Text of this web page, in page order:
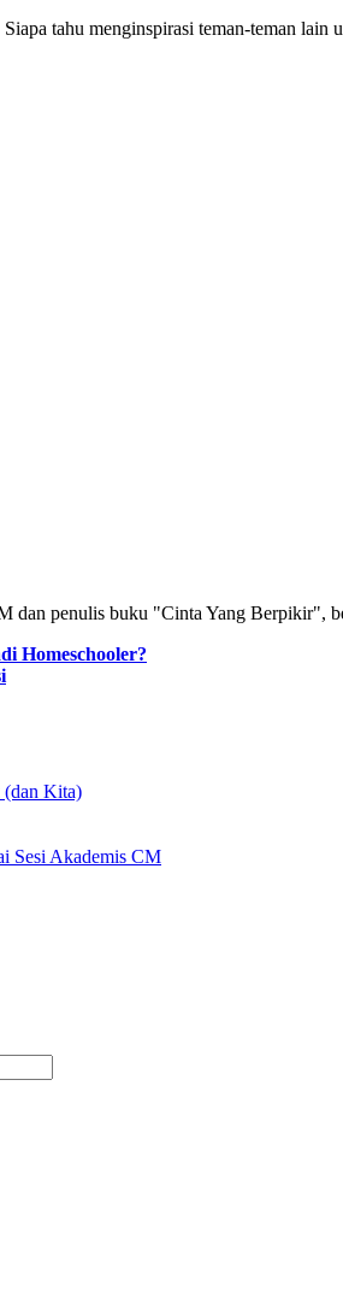
tahu menginspirasi teman-teman
dan penulis buku "Cinta Yang Berpikir",
Homeschooler?
(dan Kita)
Sesi Akademis CM